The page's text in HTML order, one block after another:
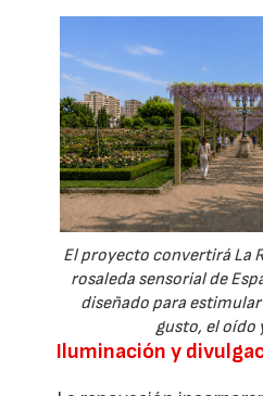
El proyecto convertirá La
rosaleda sensorial de
diseñado para
gusto, el oído
Iluminación y